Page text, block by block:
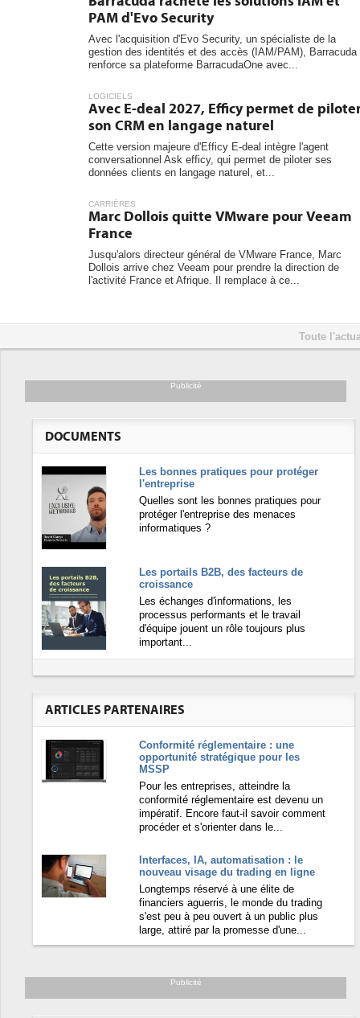
PAM d'Evo Security
Avec l'acquisition d'Evo Security, un spécialiste de la
gestion des identités et des accès (IAM/PAM), Barracuda
renforce sa plateforme BarracudaOne avec...
LOGICIELS
Avec E-deal 2027, Efficy permet de
son CRM en langage naturel
Cette version majeure d'Efficy E-deal intègre l'agent
conversationnel Ask efficy, qui permet de piloter ses
données clients en langage naturel, et...
CARRIÈRES
Marc Dollois quitte VMware pour Veeam
France
Jusqu'alors directeur général de VMware France, Marc
Dollois arrive chez Veeam pour prendre la direction de
l'activité France et Afrique. Il remplace à ce...
Toute
Publicité
DOCUMENTS
Les bonnes pratiques pour protéger
l'entreprise
Quelles sont les bonnes pratiques pour
protéger l'entreprise des menaces
informatiques ?
Les portails B2B, des facteurs de
croissance
Les échanges d'informations, les
processus performants et le travail
d'équipe jouent un rôle toujours plus
important...
ARTICLES PARTENAIRES
Conformité réglementaire : une
opportunité stratégique pour les
MSSP
Pour les entreprises, atteindre la
conformité réglementaire est devenu un
impératif. Encore faut-il savoir comment
procéder et s'orienter dans le...
Interfaces, IA, automatisation : le
nouveau visage du trading en ligne
Longtemps réservé à une élite de
financiers aguerris, le monde du trading
s'est peu à peu ouvert à un public plus
large, attiré par la promesse d'une...
Publicité